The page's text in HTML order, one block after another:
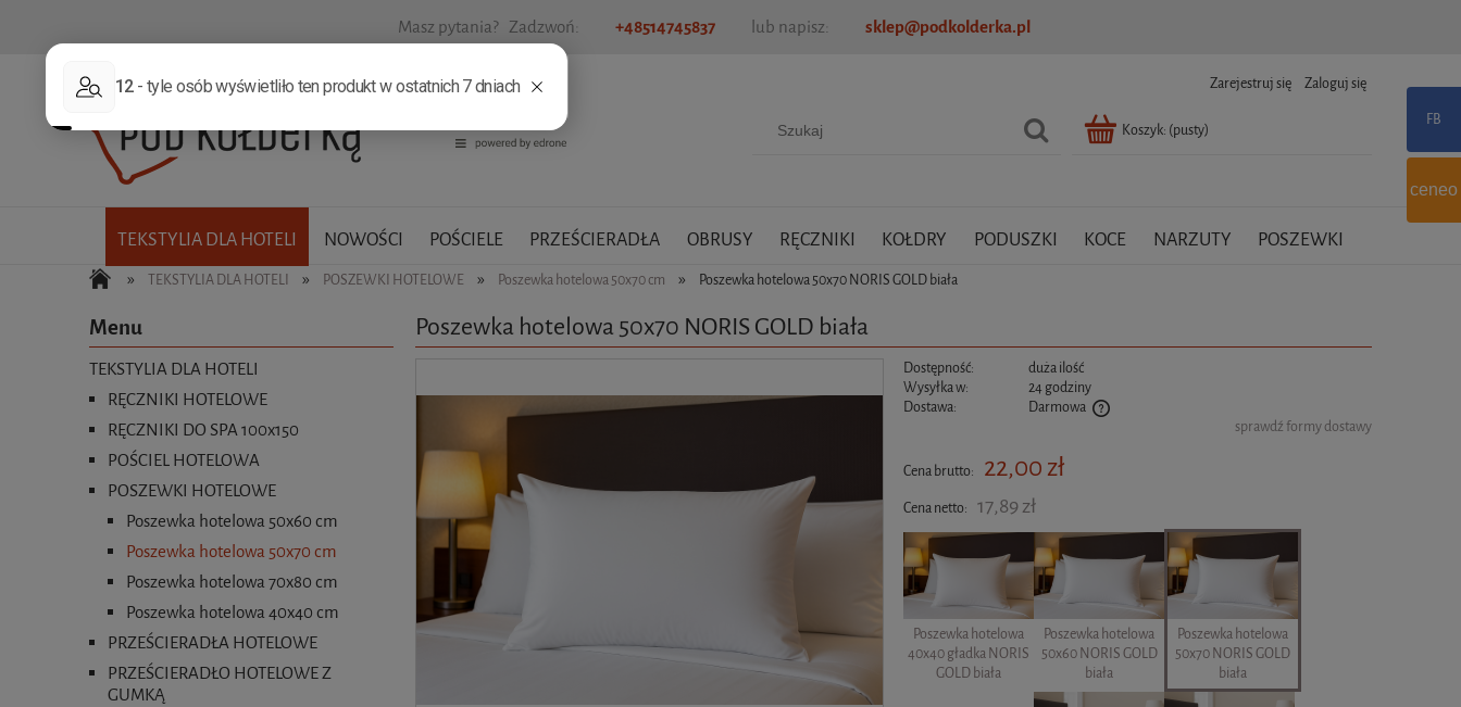
Masz pytania? Zadzwoń: +48514745837 lub napisz: sklep@podkolderka.pl
Zarejestruj się Zaloguj się
Koszyk: (pusty)
TEKSTYLIA DLA HOTELI NOWOŚCI POŚCIELE PRZEŚCIERADŁA OBRUSY RĘCZNIKI KOŁDRY PODUSZKI KOCE NARZUTY POSZEWKI
» TEKSTYLIA DLA HOTELI » POSZEWKI HOTELOWE » Poszewka hotelowa 50x70 cm » Poszewka hotelowa 50x70 NORIS GOLD biała
Menu
TEKSTYLIA DLA HOTELI
RĘCZNIKI HOTELOWE
RĘCZNIKI DO SPA 100x150
POŚCIEL HOTELOWA
POSZEWKI HOTELOWE
Poszewka hotelowa 50x60 cm
Poszewka hotelowa 50x70 cm
Poszewka hotelowa 70x80 cm
Poszewka hotelowa 40x40 cm
PRZEŚCIERADŁA HOTELOWE
PRZEŚCIERADŁO HOTELOWE Z
GUMKĄ
Poszewka hotelowa 50x70 NORIS GOLD biała
Dostępność:
duża ilość
Wysyłka w:
24 godziny
Dostawa:
Darmowa
Cena nie zawiera ewentualnych kosztów
sprawdź formy dostawy
Cena brutto: 22,00 zł
Cena netto: 17,89 zł
Poszewka hotelowa
40x40 gładka NORIS
GOLD biała
Poszewka hotelowa
50x60 NORIS GOLD
biała
Poszewka hotelowa
50x70 NORIS GOLD
biała
ceneo